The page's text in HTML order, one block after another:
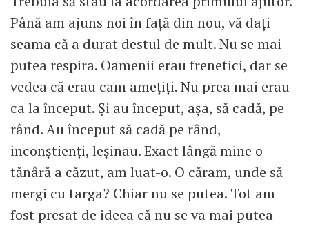
Până am ajuns noi în față din nou, vă dați
seama că a durat destul de mult. Nu se mai
putea respira. Oamenii erau frenetici, dar se
vedea că erau cam amețiți. Nu prea mai erau
ca la început. Și au început, așa, să cadă, pe
rând. Au început să cadă pe rând,
inconștienți, leșinau. Exact lângă mine o
tănâră a căzut, am luat-o. O căram, unde să
mergi cu targa? Chiar nu se putea. Tot am
fost presat de ideea că nu se va mai putea